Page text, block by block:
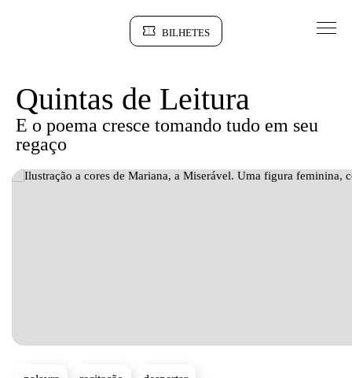
BILHETES
Quintas de Leitura
E o poema cresce tomando tudo em seu
regaço